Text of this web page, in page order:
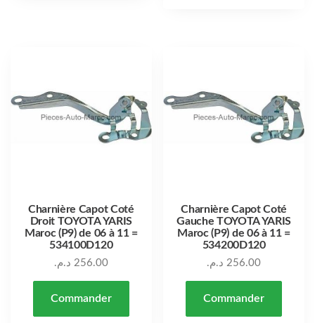
Charnière Capot Coté
Droit TOYOTA YARIS
Maroc (P9) de 06 à 11 =
534100D120
256.00 د.م.
Commander
Charnière Capot Coté
Gauche TOYOTA YARIS
Maroc (P9) de 06 à 11 =
534200D120
256.00 د.م.
Commander